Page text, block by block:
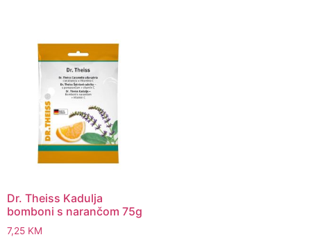
Dr. Theiss Kadulja
bomboni s narančom 75g
7,25 KM